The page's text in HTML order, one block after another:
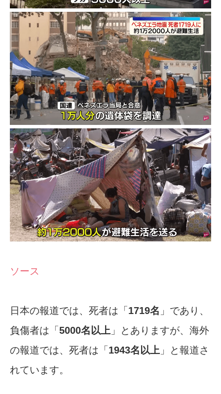
ソース
日本の報道では、死者は「 1719名 」であり、
負傷者は「 5000名以上 」とありますが、海外
の報道では、死者は「 1943名以上 」と報道さ
れています。